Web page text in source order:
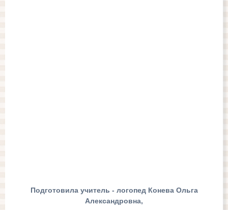
Подготовила учитель - логопед Конева Ольга
Александровна,